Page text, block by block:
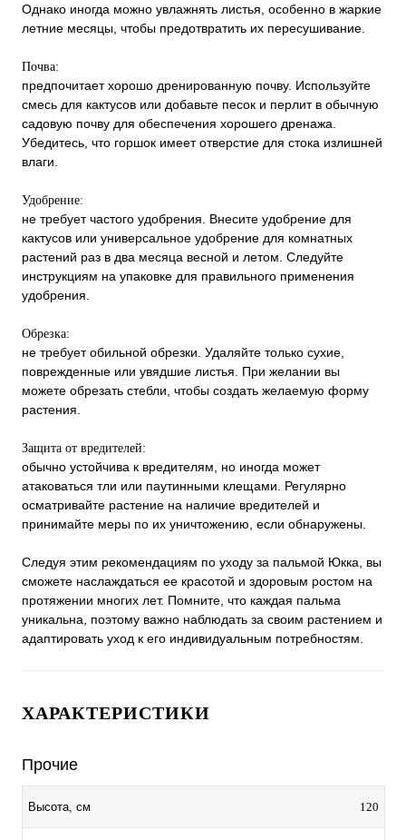
Однако иногда можно увлажнять листья, особенно в жаркие
летние месяцы, чтобы предотвратить их пересушивание.
Почва:
предпочитает хорошо дренированную почву. Используйте
смесь для кактусов или добавьте песок и перлит в обычную
садовую почву для обеспечения хорошего дренажа.
Убедитесь, что горшок имеет отверстие для стока излишней
влаги.
Удобрение:
не требует частого удобрения. Внесите удобрение для
кактусов или универсальное удобрение для комнатных
растений раз в два месяца весной и летом. Следуйте
инструкциям на упаковке для правильного применения
удобрения.
Обрезка:
не требует обильной обрезки. Удаляйте только сухие,
поврежденные или увядшие листья. При желании вы
можете обрезать стебли, чтобы создать желаемую форму
растения.
Защита от вредителей:
обычно устойчива к вредителям, но иногда может
атаковаться тли или паутинными клещами. Регулярно
осматривайте растение на наличие вредителей и
принимайте меры по их уничтожению, если обнаружены.
Следуя этим рекомендациям по уходу за пальмой Юкка, вы
сможете наслаждаться ее красотой и здоровым ростом на
протяжении многих лет. Помните, что каждая пальма
уникальна, поэтому важно наблюдать за своим растением и
адаптировать уход к его индивидуальным потребностям.
ХАРАКТЕРИСТИКИ
Прочие
Высота, см 120